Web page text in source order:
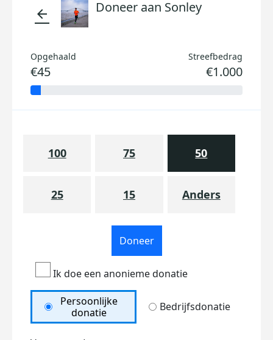
arrow_back Doneer aan Sonley
Opgehaald
€45
Streefbedrag
€1.000
100 75 50
25 15 Anders
Doneer
Ik doe een anonieme donatie
Persoonlijke
donatie
Bedrijfsdonatie